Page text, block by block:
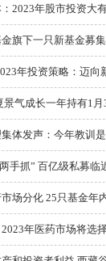
2023年股市投资大
金旗下一只新基金募
年投资策略：迈向
气成长一年持有1月
体发声：今年教训
手抓” 百亿级私募临
场分化 25只基金年
年医药市场将选